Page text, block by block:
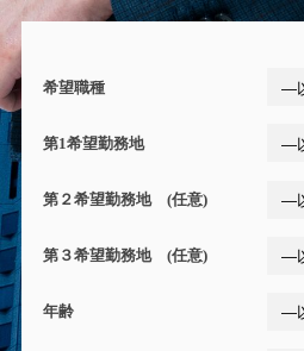
希望職種
第1希望勤務地
第２希望勤務地 (任意)
第３希望勤務地 (任意)
年齢